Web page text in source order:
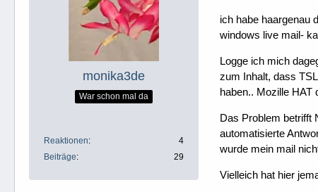
monika3de
War schon mal da
Reaktionen
4
Beiträge
29
ich habe haargenau
windows live mail-
Logge ich mich
zum Inhalt, dass
haben.. Mozille HAT
Das Problem betrifft
automatisierte
wurde mein mail
Vielleich hat hier